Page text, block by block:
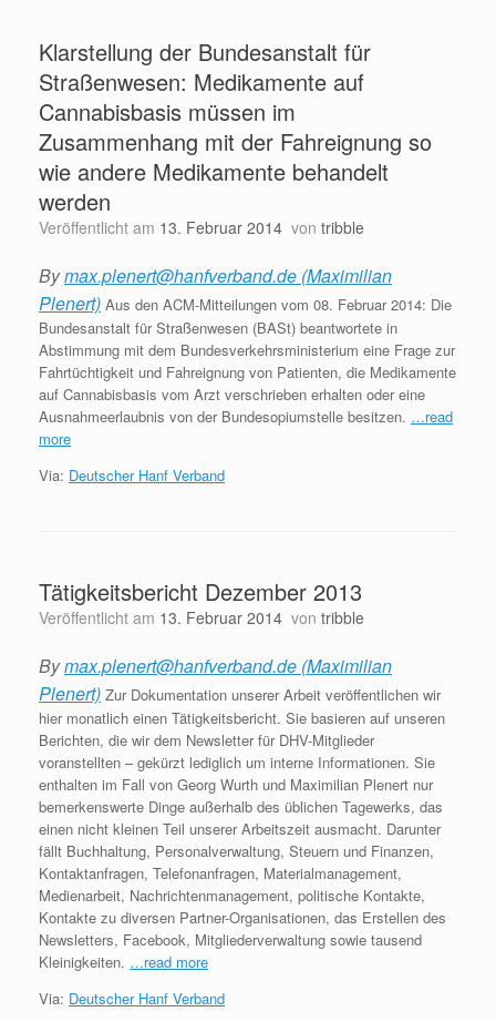
Klarstellung der Bundesanstalt für
Straßenwesen: Medikamente auf
Cannabisbasis müssen im
Zusammenhang mit der Fahreignung so
wie andere Medikamente behandelt
werden
Veröffentlicht am 13. Februar 2014 von tribble
Bymax.plenert@hanfverband.de (Maximilian
Plenert) Aus den ACM-Mitteilungen vom 08. Februar 2014: Die
Bundesanstalt für Straßenwesen (BASt) beantwortete in
Abstimmung mit dem Bundesverkehrsministerium eine Frage zur
Fahrtüchtigkeit und Fahreignung von Patienten, die Medikamente
auf Cannabisbasis vom Arzt verschrieben erhalten oder eine
Ausnahmeerlaubnis von der Bundesopiumstelle besitzen. …read
more
Via: Deutscher Hanf Verband
Tätigkeitsbericht Dezember 2013
Veröffentlicht am 13. Februar 2014 von tribble
Bymax.plenert@hanfverband.de (Maximilian
Plenert) Zur Dokumentation unserer Arbeit veröffentlichen wir
hier monatlich einen Tätigkeitsbericht. Sie basieren auf unseren
Berichten, die wir dem Newsletter für DHV-Mitglieder
voranstellten – gekürzt lediglich um interne Informationen. Sie
enthalten im Fall von Georg Wurth und Maximilian Plenert nur
bemerkenswerte Dinge außerhalb des üblichen Tagewerks, das
einen nicht kleinen Teil unserer Arbeitszeit ausmacht. Darunter
fällt Buchhaltung, Personalverwaltung, Steuern und Finanzen,
Kontaktanfragen, Telefonanfragen, Materialmanagement,
Medienarbeit, Nachrichtenmanagement, politische Kontakte,
Kontakte zu diversen Partner-Organisationen, das Erstellen des
Newsletters, Facebook, Mitgliederverwaltung sowie tausend
Kleinigkeiten. …read more
Via: Deutscher Hanf Verband